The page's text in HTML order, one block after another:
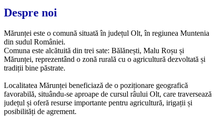
Despre noi
Mărunței este o comună situată în județul Olt, în regiunea Muntenia
din sudul României.
Comuna este alcătuită din trei sate: Bălănești, Malu Roșu și
Mărunței, reprezentând o zonă rurală cu o agricultură dezvoltată și
tradiții bine păstrate.
Localitatea Mărunței beneficiază de o poziționare geografică
favorabilă, situându-se aproape de cursul râului Olt, care traversează
județul și oferă resurse importante pentru agricultură, irigații și
posibilități de agrement.